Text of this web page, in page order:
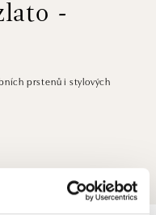
-
prstenů i stylových